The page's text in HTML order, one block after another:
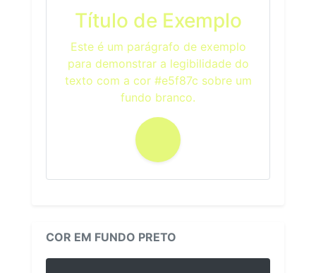
Título de Exemplo
Este é um parágrafo de exemplo
para demonstrar a legibilidade do
texto com a cor #e5f87c sobre um
fundo branco.
COR EM FUNDO PRETO